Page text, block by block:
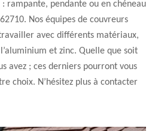
rampante, pendante ou en chéneau
Nos équipes de couvreurs
avec différents matériaux,
et zinc. Quelle que soit
avez ; ces derniers pourront vous
choix. N’hésitez plus à contacter